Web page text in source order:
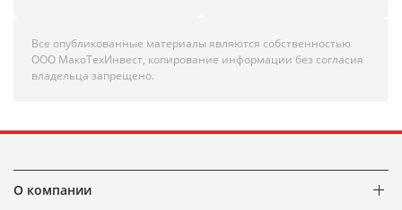
Все опубликованные материалы являются собственностью
ООО МакоТехИнвест, копирование информации без согласия
владельца запрещено.
О компании